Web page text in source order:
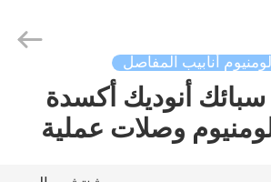
أنابيب المفاصل
ADC-12 سبائك أنوديك أكسدة
وصلات عملية